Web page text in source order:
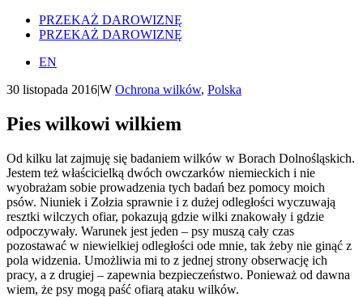
PRZEKAŻ DAROWIZNĘ
PRZEKAŻ DAROWIZNĘ
EN
30 listopada 2016|W Ochrona wilków, Polska
Pies wilkowi wilkiem
Od kilku lat zajmuję się badaniem wilków w Borach Dolnośląskich.
Jestem też właścicielką dwóch owczarków niemieckich i nie
wyobrażam sobie prowadzenia tych badań bez pomocy moich
psów. Niuniek i Zołzia sprawnie i z dużej odległości wyczuwają
resztki wilczych ofiar, pokazują gdzie wilki znakowały i gdzie
odpoczywały. Warunek jest jeden – psy muszą cały czas
pozostawać w niewielkiej odległości ode mnie, tak żeby nie ginąć z
pola widzenia. Umożliwia mi to z jednej strony obserwację ich
pracy, a z drugiej – zapewnia bezpieczeństwo. Ponieważ od dawna
wiem, że psy mogą paść ofiarą ataku wilków.